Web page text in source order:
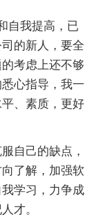
自我提高，已
的新人，要全
考虑上还不够
心指导，我一
、素质，更好
自己的缺点，
了解，加强软
学习，力争成
才。